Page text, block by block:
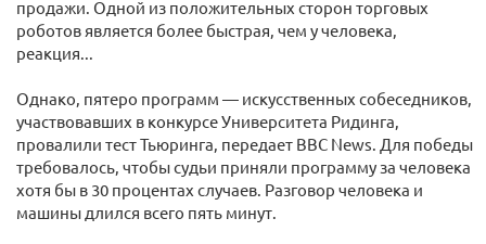
продажи. Одной из положительных сторон торговых
роботов является более быстрая, чем у человека,
реакция...
Однако, пятеро программ — искусственных собеседников,
участвовавших в конкурсе Университета Ридинга,
провалили тест Тьюринга, передает BBC News. Для победы
требовалось, чтобы судьи приняли программу за человека
хотя бы в 30 процентах случаев. Разговор человека и
машины длился всего пять минут.